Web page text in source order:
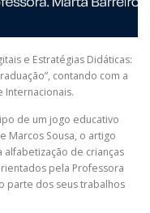
e Estratégias Didáticas:
contando com a
Internacionais.
de um jogo educativo
Marcos Sousa, o artigo
alfabetização de crianças
pela Professora
parte dos seus trabalhos